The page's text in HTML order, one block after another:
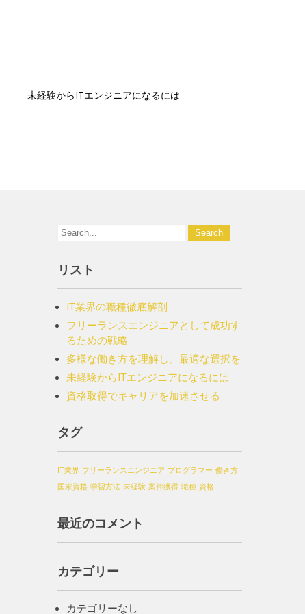
未経験からITエンジニアになるには
リスト
IT業界の職種徹底解剖
フリーランスエンジニアとして成功す
るための戦略
多様な働き方を理解し、最適な選択を
未経験からITエンジニアになるには
資格取得でキャリアを加速させる
タグ
IT業界 フリーランスエンジニア プログラマー 働き方
国家資格 学習方法 未経験 案件獲得 職種 資格
最近のコメント
カテゴリー
カテゴリーなし